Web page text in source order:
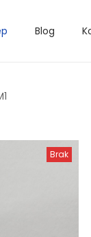
Blog
Brak